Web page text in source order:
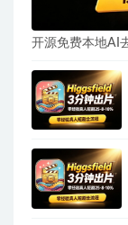
开源免费本地AI